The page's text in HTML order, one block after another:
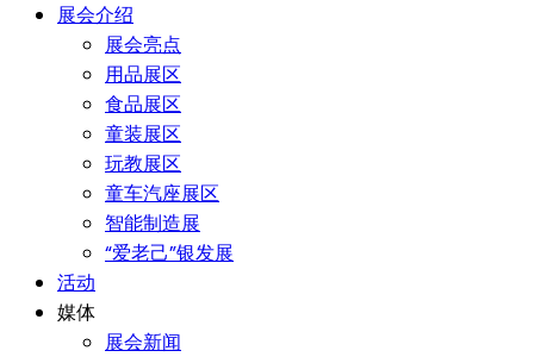
展会介绍
展会亮点
用品展区
食品展区
童装展区
玩教展区
童车汽座展区
智能制造展
“爱老己”银发展
活动
媒体
展会新闻